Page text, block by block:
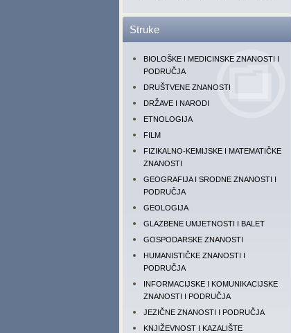
Struke
BIOLOŠKE I MEDICINSKE ZNANOSTI I
PODRUČJA
DRUŠTVENE ZNANOSTI
DRŽAVE I NARODI
ETNOLOGIJA
FILM
FIZIKALNO-KEMIJSKE I MATEMATIČKE
ZNANOSTI
GEOGRAFIJA I SRODNE ZNANOSTI I
PODRUČJA
GEOLOGIJA
GLAZBENE UMJETNOSTI I BALET
GOSPODARSKE ZNANOSTI
HUMANISTIČKE ZNANOSTI I
PODRUČJA
INFORMACIJSKE I KOMUNIKACIJSKE
ZNANOSTI I PODRUČJA
JEZIČNE ZNANOSTI I PODRUČJA
KNJIŽEVNOST I KAZALIŠTE